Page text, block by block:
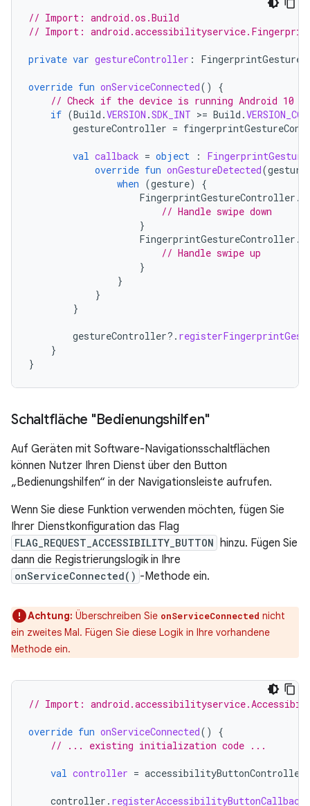
// Import: android.os.Build
// Import:
private var gestureController :
override fun onServiceConnected()
{
// Check if the device is running Android 10
if (Build .VERSION .SDK_INT >= Build .
gestureController =
val callback = object :
override fun onGestureDetected(gesture
when (gesture)
{
FingerprintGestureController .
// Handle swipe down
}
FingerprintGestureController .
// Handle swipe up
}
}
}
}
gestureController?.
}
}
Schaltfläche "Bedienungshilfen"
Auf Geräten mit Software-Navigationsschaltflächen
können Nutzer Ihren Dienst über den Button
„Bedienungshilfen“ in der Navigationsleiste aufrufen.
Wenn Sie diese Funktion verwenden möchten, fügen Sie
Ihrer Dienstkonfiguration das Flag
FLAG_REQUEST_ACCESSIBILITY_BUTTON hinzu. Fügen Sie
dann die Registrierungslogik in Ihre
onServiceConnected() -Methode ein.
Achtung: Überschreiben Sie onServiceConnected nicht
ein zweites Mal. Fügen Sie diese Logik in Ihre vorhandene
Methode ein.
// Import:
override fun onServiceConnected()
{
// ... existing initialization code ...
val controller = accessibilityButtonController
controller . registerAccessibilityButtonCallback